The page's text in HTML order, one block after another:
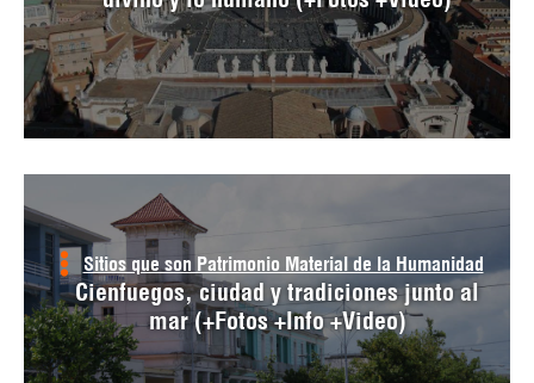
Sitios que son Patrimonio Material de la Humanidad
Cienfuegos, ciudad y tradiciones junto al
mar (+Fotos +Info +Video)